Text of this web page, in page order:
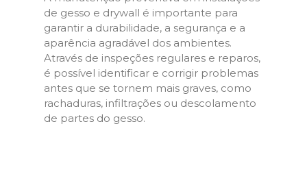
de gesso e drywall é importante para
garantir a durabilidade, a segurança e a
aparência agradável dos ambientes.
Através de inspeções regulares e reparos,
é possível identificar e corrigir problemas
antes que se tornem mais graves, como
rachaduras, infiltrações ou descolamento
de partes do gesso.